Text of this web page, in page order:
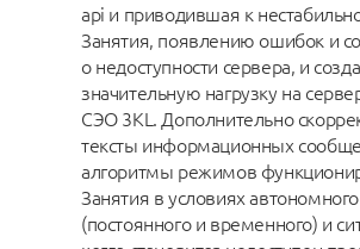
api и приводившая к
Занятия, появлению ошибок и
о недоступности сервера, и
значительную нагрузку на
СЭО 3KL. Дополнительно
тексты информационных
алгоритмы режимов
Занятия в условиях
(постоянного и временного) и